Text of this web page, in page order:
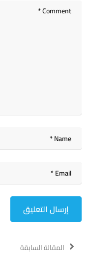
المقالة السابقة